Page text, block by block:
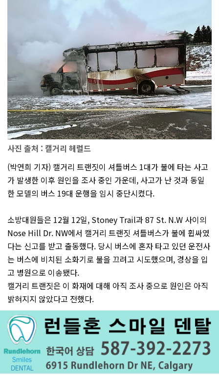
사진 출처 : 캘거리 헤럴드
(박연희 기자) 캘거리 트랜짓이 셔틀버스 1대가 불에 타는 사고
가 발생한 이후 원인을 조사 중인 가운데, 사고가 난 것과 동일
한 모델의 버스 19대 운행을 임시 중단시켰다.
소방대원들은 12월 12일, Stoney Trail과 87 St. N.W 사이의
Nose Hill Dr. NW에서 캘거리 트랜짓 셔틀버스가 불에 휩싸였
다는 신고를 받고 출동했다. 당시 버스에 혼자 타고 있던 운전사
는 버스에 비치된 소화기로 불을 끄려고 시도했으며, 경상을 입
고 병원으로 이송됐다.
캘거리 트랜짓은 이 화재에 대해 아직 조사 중으로 원인은 아직
밝혀지지 않았다고 전했다.